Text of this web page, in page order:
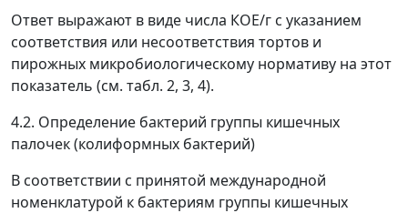
Ответ выражают в виде числа КОЕ/г с указанием
соответствия или несоответствия тортов и
пирожных микробиологическому нормативу на этот
показатель (см. табл. 2, 3, 4).
4.2. Определение бактерий группы кишечных
палочек (колиформных бактерий)
В соответствии с принятой международной
номенклатурой к бактериям группы кишечных